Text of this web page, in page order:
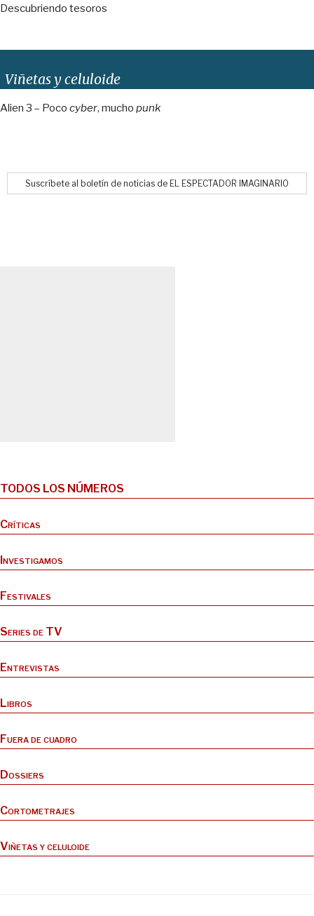
Descubriendo tesoros
Viñetas y celuloide
Alien 3 – Poco cyber, mucho punk
Suscríbete al boletín de noticias de EL ESPECTADOR IMAGINARIO
TODOS LOS NÚMEROS
Críticas
Investigamos
Festivales
Series de TV
Entrevistas
Libros
Fuera de cuadro
Dossiers
Cortometrajes
Viñetas y celuloide